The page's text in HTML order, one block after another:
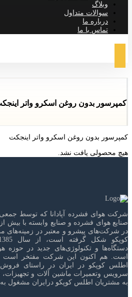
وبلاگ
سوالات متداول
درباره ما
تماس با ما
کمپرسور بدون روغن اسکرو واتر
کمپرسور بدون روغن اسکرو واتر اینجکت
هیچ محصولی یافت نشد.
شرکت هوای فشرده آپادانا که توسط
در شرکت‌های پیشرو و معتبر در
دستگاه‌ها و تکنولوژی‌های جدید در حوزه
است. هم اکنون این شرکت مفتخر است
اطلس کوپکو در ایران در راستای
سرویس وتعمیرات ماشین آلات و
به مشتریان اطلس کوپکو درایران مشغول